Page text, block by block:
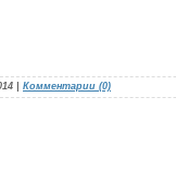
Комментарии (0)